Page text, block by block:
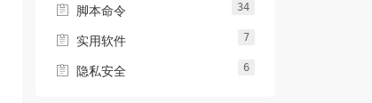
 脚本命令 34
 实用软件 7
 隐私安全 6